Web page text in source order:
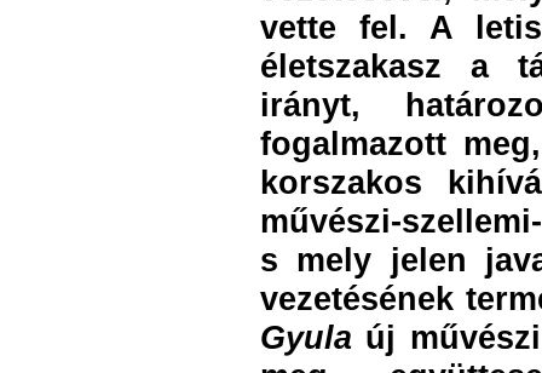
vette fel.
A
életszakasz a
irányt,
fogalmazott
korszakos
művészi-
s mely jelen
vezetésének
Gyula új